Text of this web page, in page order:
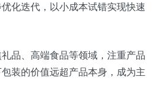
化迭代，以小成本试错实现快速
、高端食品等领域，注重产品
装的价值远超产品本身，成为主